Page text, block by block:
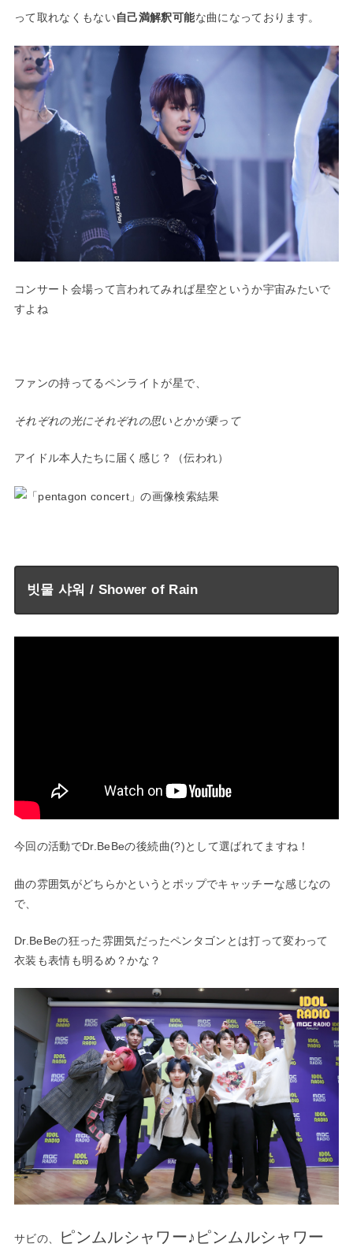
って取れなくもない自己満解釈可能な曲になっております。
コンサート会場って言われてみれば星空というか宇宙みたいで
すよね
ファンの持ってるペンライトが星で、
それぞれの光にそれぞれの思いとかが乗って
アイドル本人たちに届く感じ？（伝われ）
빗물 샤워 / Shower of Rain
今回の活動でDr.BeBeの後続曲(?)として選ばれてますね！
曲の雰囲気がどちらかというと ポップでキャッチーな感じなの
で、
Dr.BeBeの狂った雰囲気だったペンタゴンとは打って変わって
衣装も表情も明るめ？かな？
サビの、
ピンムルシャワー♪ピンムルシャワー